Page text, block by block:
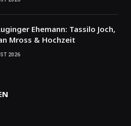
Ehemann: Tassilo Joch,
Mross & Hochzeit
2026